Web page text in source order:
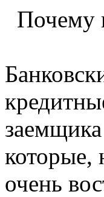
Почему
которые,
очень